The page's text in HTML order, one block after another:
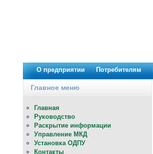
О предприятии Потребителям
Главное меню
Главная
Руководство
Раскрытие информации
Управление МКД
Установка ОДПУ
Контакты